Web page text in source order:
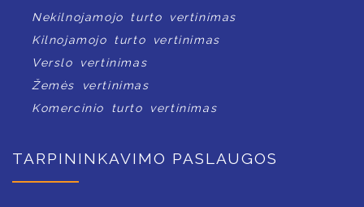
Nekilnojamojo turto vertinimas
Kilnojamojo turto vertinimas
Verslo vertinimas
Žemės vertinimas
Komercinio turto vertinimas
TARPININKAVIMO PASLAUGOS